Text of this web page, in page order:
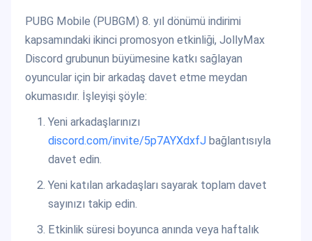
PUBG Mobile (PUBGM) 8. yıl dönümü indirimi
kapsamındaki ikinci promosyon etkinliği, JollyMax
Discord grubunun büyümesine katkı sağlayan
oyuncular için bir arkadaş davet etme meydan
okumasıdır. İşleyişi şöyle:
Yeni arkadaşlarınızı
discord.com/invite/5p7AYXdxfJbağlantısıyla
davet edin.
Yeni katılan arkadaşları sayarak toplam davet
sayınızı takip edin.
Etkinlik süresi boyunca anında veya haftalık